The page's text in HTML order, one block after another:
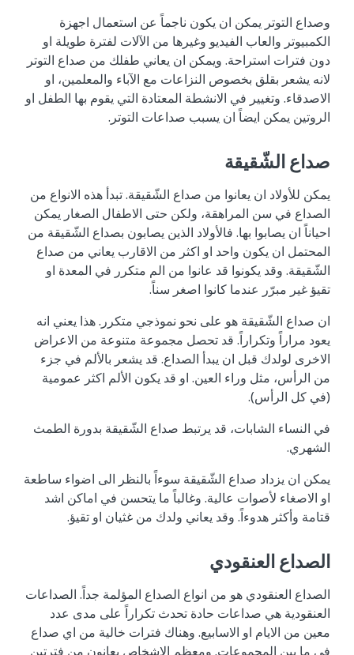
وصداع التوتر يمكن ان يكون ناجماً عن استعمال اجهزة
الكمبيوتر والعاب الفيديو وغيرها من الآلات لفترة طويلة او
دون فترات استراحة. ويمكن ان يعاني طفلك من صداع التوتر
لانه يشعر بقلق بخصوص النزاعات مع الآباء والمعلمين، او
الاصدقاء. وتغيير في الانشطة المعتادة التي يقوم بها الطفل او
الروتين يمكن ايضاً ان يسبب صداعات التوتر.
صداع الشّقيقة
يمكن للأولاد ان يعانوا من صداع الشّقيقة. تبدأ هذه الانواع من
الصداع في سن المراهقة، ولكن حتى الاطفال الصغار يمكن
احياناً ان يصابوا بها. فالأولاد الذين يصابون بصداع الشّقيقة من
المحتمل ان يكون واحد او اكثر من الاقارب يعاني من صداع
الشّقيقة. وقد يكونوا قد عانوا من الم متكرر في المعدة او
تقيؤ غير مبرّر عندما كانوا اصغر سناً.
ان صداع الشّقيقة هو على نحو نموذجي متكرر. هذا يعني انه
يعود مراراً وتكراراً. قد تحصل مجموعة متنوعة من الاعراض
الاخرى لولدك قبل ان يبدأ الصداع. قد يشعر بالألم في جزء
من الرأس، مثل وراء العين. او قد يكون الألم اكثر عمومية
(في كل الرأس).
في النساء الشابات، قد يرتبط صداع الشّقيقة بدورة الطمث
الشهري.
يمكن ان يزداد صداع الشّقيقة سوءاً بالنظر الى اضواء ساطعة
او الاصغاء لأصوات عالية. وغالباً ما يتحسن في اماكن اشد
قتامة وأكثر هدوءاً. وقد يعاني ولدك من غثيان او تقيؤ.
الصداع العنقودي
الصداع العنقودي هو من انواع الصداع المؤلمة جداً. الصداعات
العنقودية هي صداعات حادة تحدث تكراراً على مدى عدد
معين من الايام او الاسابيع. وهناك فترات خالية من اي صداع
في ما بين المجموعات. ومعظم الاشخاص يعانون من فترتين